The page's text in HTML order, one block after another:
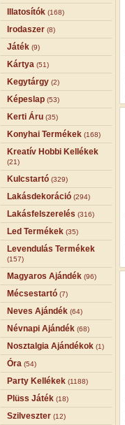
Illatosítók (168)
Irodaszer (8)
Játék (9)
Kártya (51)
Kegytárgy (2)
Képeslap (53)
Kerti Áru (35)
Konyhai Termékek (168)
Kreatív Hobbi Kellékek
(21)
Kulcstartó (329)
Lakásdekoráció (294)
Lakásfelszerelés (316)
Led Termékek (35)
Levendulás Termékek
(157)
Magyaros Ajándék (96)
Mécsestartó (7)
Neves Ajándék (64)
Névnapi Ajándék (68)
Nosztalgia Ajándékok (1)
Óra (54)
Party Kellékek (1188)
Plüss Játék (18)
Szilveszter (12)